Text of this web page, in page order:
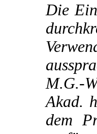
Die
M.G.-
Akad.
dem